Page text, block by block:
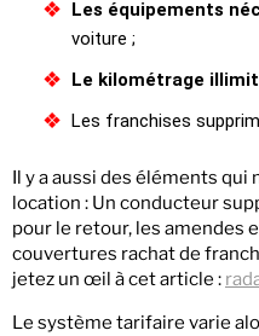
Les équipements
voiture ;
Le kilométrage
Les franchises
Il y a aussi des éléments
location : Un conducteur
pour le retour, les amendes
couvertures rachat de
jetez un œil à cet article :
Le système tarifaire varie